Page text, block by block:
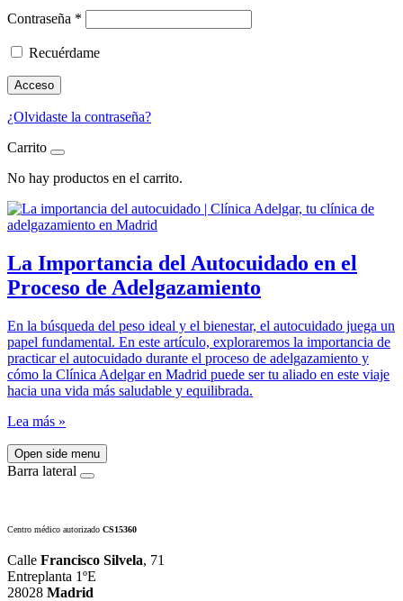
Contraseña *
Recuérdame
Acceso
¿Olvidaste la contraseña?
Carrito
No hay productos en el carrito.
La Importancia del Autocuidado en el
Proceso de Adelgazamiento
En la búsqueda del peso ideal y el bienestar, el autocuidado juega un
papel fundamental. En este artículo, exploraremos la importancia de
practicar el autocuidado durante el proceso de adelgazamiento y
cómo la Clínica Adelgar en Madrid puede ser tu aliado en este viaje
hacia una vida más saludable y equilibrada.
Lea más »
Open side menu
Barra lateral
Centro médico autorizado CS15360
Calle Francisco Silvela, 71
Entreplanta 1ºE
28028 Madrid